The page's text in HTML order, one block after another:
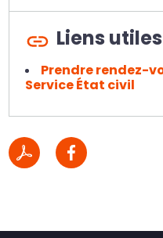
Liens utiles
Prendre rendez-
Service État civil